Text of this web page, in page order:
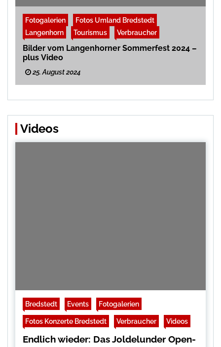
Fotogalerien
Fotos Umland Bredstedt
Langenhorn
Tourismus Verbraucher
Bilder vom Langenhorner Sommerfest 2024 –
plus Video
25. August 2024
Videos
Bredstedt Events Fotogalerien
Fotos Konzerte Bredstedt Verbraucher Videos
Endlich wieder: Das Joldelunder Open-